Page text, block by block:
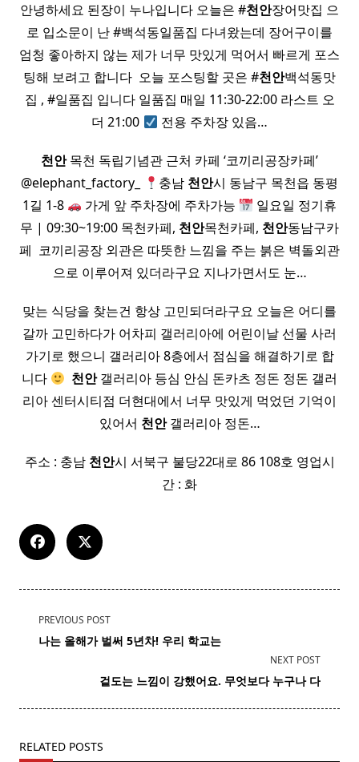
안녕하세요 된장이 누나입니다 오늘은 #천안장어맛집 으
로 입소문이 난 #백석동일품집 다녀왔는데 장어구이를
엄청 좋아하지 않는 제가 너무 맛있게 먹어서 빠르게 포스
팅해 보려고 합니다 ​ 오늘 포스팅할 곳은 #천안백석동맛
집 , #일품집 입니다 일품집 매일 11:30-22:00 라스트 오
더 21:00
전용 주차장 있음…
천안목천 독립기념관 근처 카페 ‘코끼리공장카페’
@elephant_factory_
충남 천안시 동남구 목천읍 동평
1길 1-8
가게 앞 주차장에 주차가능
일요일 정기휴
무 | 09:30~19:00 목천카페, 천안목천카페, 천안동남구카
페 ​ 코끼리공장 외관은 따뜻한 느낌을 주는 붉은 벽돌외관
으로 이루어져 있더라구요 지나가면서도 눈…
맞는 식당을 찾는건 항상 고민되더라구요 오늘은 어디를
갈까 고민하다가 어차피 갤러리아에 어린이날 선물 사러
가기로 했으니 갤러리아 8층에서 점심을 해결하기로 합
니다
천안갤러리아 등심 안심 돈카츠 정돈 정돈 갤러
리아 센터시티점 더현대에서 너무 맛있게 먹었던 기억이
있어서 천안갤러리아 정돈…
주소 : 충남 천안시 서북구 불당22대로 86 108호 영업시
간 : 화
<span
class="nav-
text">Page</span>
PREVIOUS POST
나는 올해가 벌써 5년차! 우리 학교는
NEXT POST
겉도는 느낌이 강했어요. 무엇보다 누구나 다
RELATED POSTS